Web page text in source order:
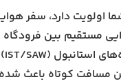
اولویت دارد، سفر
مستقیم بین
مسافت کوتاه باعث شده